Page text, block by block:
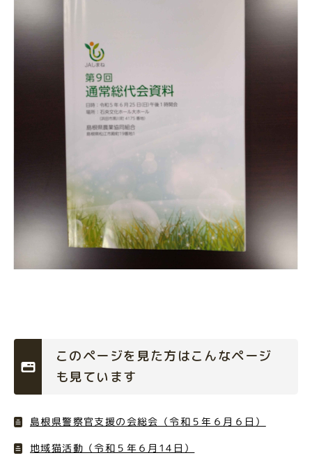
このページを見た方はこんなページ
も見ています
島根県警察官支援の会総会（令和５年６月６日）
地域猫活動（令和５年６月14日）